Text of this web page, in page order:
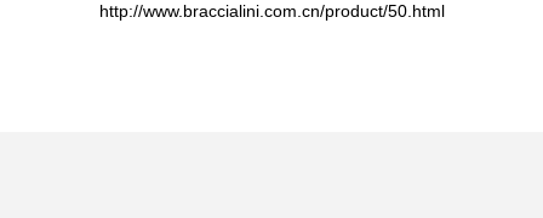
http://www.braccialini.com.cn/product/50.html